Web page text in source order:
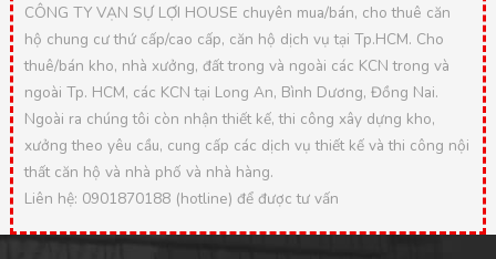
CÔNG TY VẠN SỰ LỢI HOUSE chuyên mua/bán, cho thuê căn
hộ chung cư thứ cấp/cao cấp, căn hộ dịch vụ tại Tp.HCM. Cho
thuê/bán kho, nhà xưởng, đất trong và ngoài các KCN trong và
ngoài Tp. HCM, các KCN tại Long An, Bình Dương, Đồng Nai.
Ngoài ra chúng tôi còn nhận thiết kế, thi công xây dựng kho,
xưởng theo yêu cầu, cung cấp các dịch vụ thiết kế và thi công nội
thất căn hộ và nhà phố và nhà hàng.
Liên hệ: 0901870188 (hotline) để được tư vấn